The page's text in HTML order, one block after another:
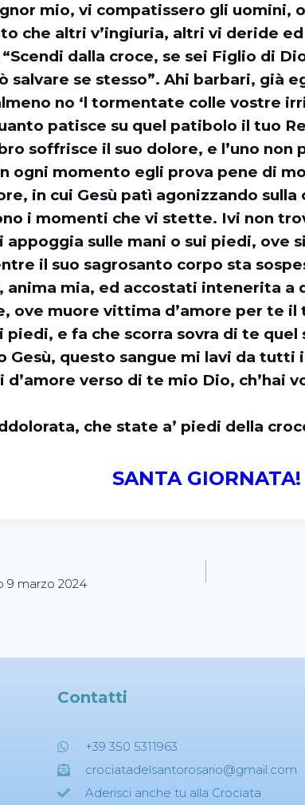
mio, vi compatissero gli uomini,
che altri v’ingiuria, altri vi deride
dalla croce, se sei Figlio di
salvare se stesso”. Ahi barbari, già
no ‘l tormentate colle vostre
patisce su quel patibolo il tuo
soffrisce il suo dolore, e l’uno non
ogni momento egli prova pene di
in cui Gesù patì agonizzando
i momenti che vi stette. Ivi non
appoggia sulle mani o sui piedi, ove
il suo sagrosanto corpo sta
anima mia, ed accostati intenerita a
ove muore vittima d’amore per te
piedi, e fa che scorra sovra di te quel
Gesù, questo sangue mi lavi da
d’amore verso di te mio Dio, ch’hai
che state a’ piedi della
SANTA GIORNATA!
9 marzo 2024
Contatti
+39 350 5311963
crociatadelsantorosario@gmail.com
Aderisci anche tu alla Crociata